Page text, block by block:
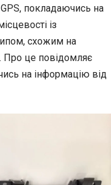
покладаючись на
із
схожим на
Про це повідомляє
на інформацію від